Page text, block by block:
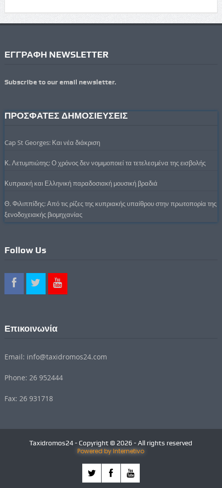
ΕΓΓΡΑΦΗ NEWSLETTER
Subscribe to our email newsletter.
ΠΡΟΣΦΑΤΕΣ ΔΗΜΟΣΙΕΥΣΕΙΣ
Cap St Georges: Και νέα διάκριση
Κ. Λετυμπιώτης: Ο χρόνος δεν νομιμοποιεί τα τετελεσμένα της εισβολής
Κυπριακή και Ελληνική παραδοσιακή μουσική βραδιά
Θ. Φιλιππίδης: Από τις ρίζες της κυπριακής υπαίθρου στην πρωτοπορία της
ξενοδοχειακής βιομηχανίας
Follow Us
Επικοινωνία
Email: info@taxidromos24.com
Phone: 26 952444
Fax: 26 931718
Taxidromos24 - Copyright © 2026 - All rights reserved
Powered by Internetivo